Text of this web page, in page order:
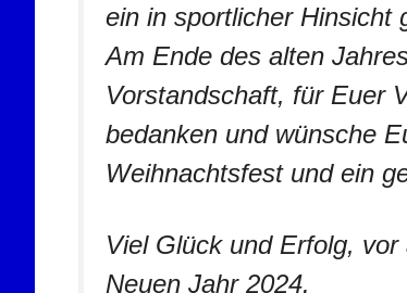
ein in sportlicher Hinsicht
Am Ende des alten
Vorstandschaft, für Euer
bedanken und wünsche
Weihnachtsfest und ein
Viel Glück und Erfolg,
Neuen Jahr 2024.